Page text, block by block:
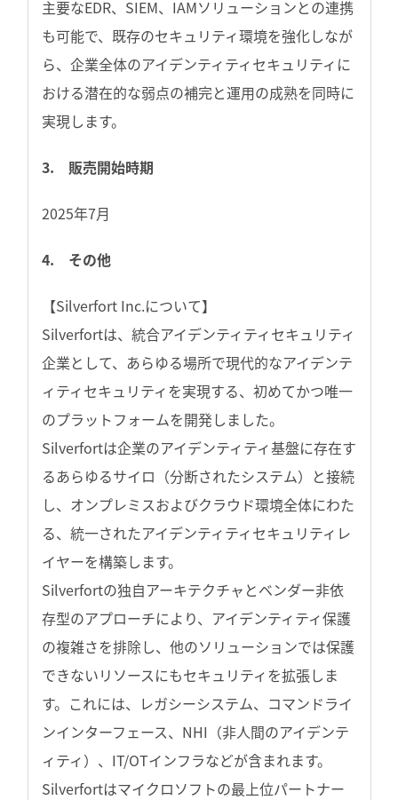
主要なEDR、SIEM、IAMソリューションとの連携
も可能で、既存のセキュリティ環境を強化しなが
ら、企業全体のアイデンティティセキュリティに
おける潜在的な弱点の補完と運用の成熟を同時に
実現します。
3. 販売開始時期
2025年7月
4. その他
【Silverfort Inc.について】
Silverfortは、統合アイデンティティセキュリティ
企業として、あらゆる場所で現代的なアイデンテ
ィティセキュリティを実現する、初めてかつ唯一
のプラットフォームを開発しました。
Silverfortは企業のアイデンティティ基盤に存在す
るあらゆるサイロ（分断されたシステム）と接続
し、オンプレミスおよびクラウド環境全体にわた
る、統一されたアイデンティティセキュリティレ
イヤーを構築します。
Silverfortの独自アーキテクチャとベンダー非依
存型のアプローチにより、アイデンティティ保護
の複雑さを排除し、他のソリューションでは保護
できないリソースにもセキュリティを拡張しま
す。これには、レガシーシステム、コマンドライ
ンインターフェース、NHI（非人間のアイデンテ
ィティ）、IT/OTインフラなどが含まれます。
Silverfortはマイクロソフトの最上位パートナー